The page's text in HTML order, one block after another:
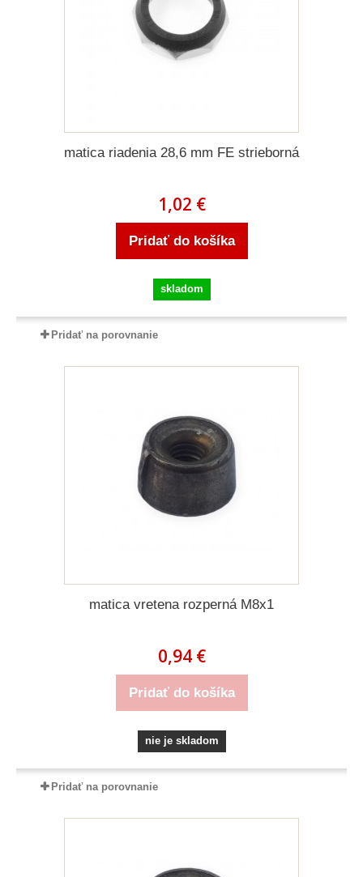
matica riadenia 28,6 mm FE strieborná
1,02 €
Pridať do košíka
skladom
Pridať na porovnanie
matica vretena rozperná M8x1
0,94 €
Pridať do košíka
nie je skladom
Pridať na porovnanie